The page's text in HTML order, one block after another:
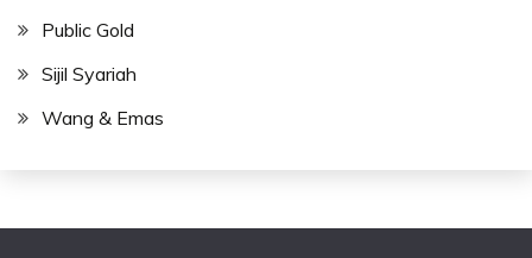
Public Gold
Sijil Syariah
Wang & Emas